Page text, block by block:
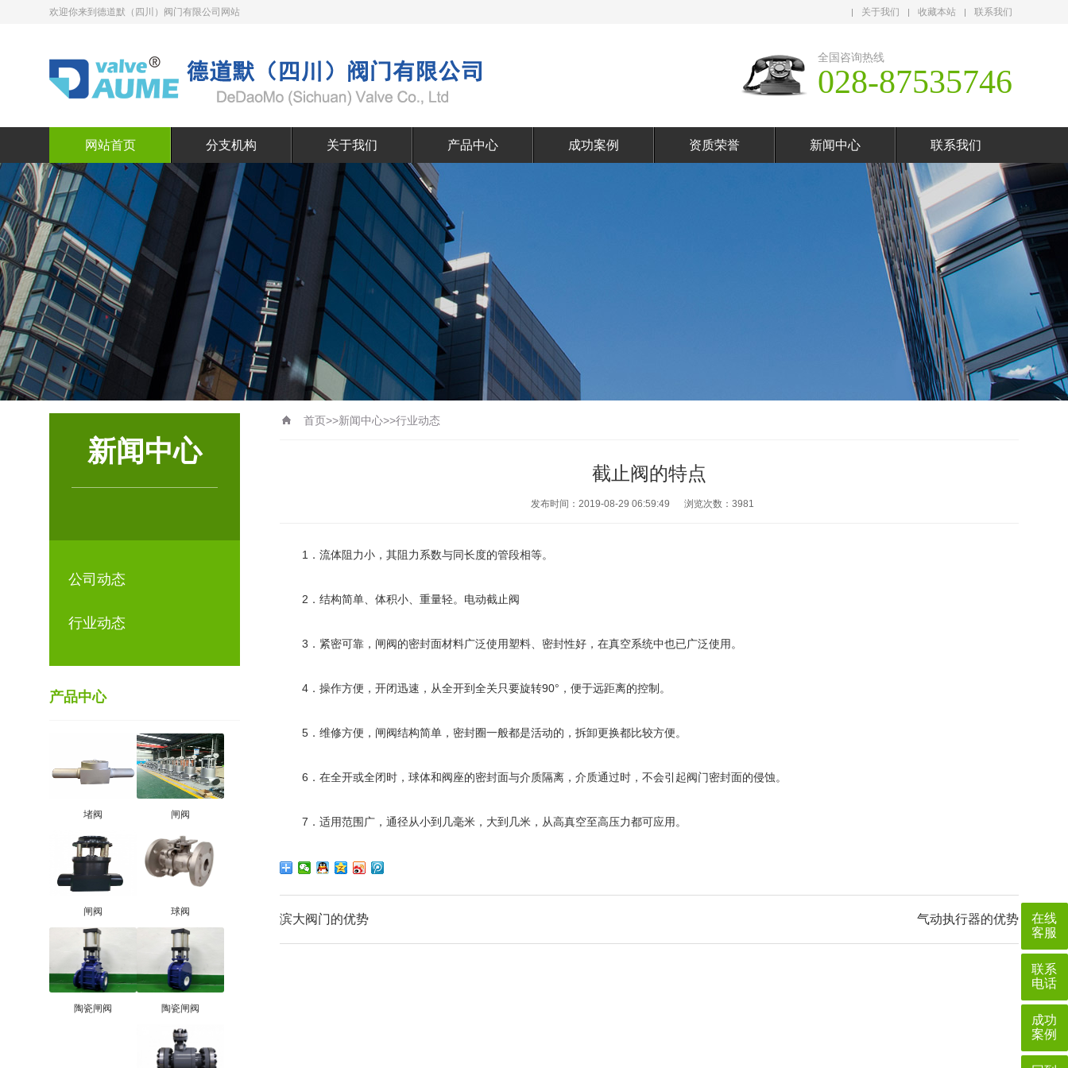
欢迎你来到德道默（四川）阀门有限公司网站 关于我们 收藏本站 联系我们
全国咨询热线
028-87535746
网站首页 分支机构 关于我们 产品中心 成功案例 资质荣誉 新闻中心 联系我们
新闻中心
公司动态
行业动态
产品中心
堵阀 闸阀
闸阀 球阀
陶瓷闸阀 陶瓷闸阀
首页>>新闻中心>>行业动态
截止阀的特点
发布时间：2019-08-29 06:59:49 浏览次数： 3981
1．流体阻力小，其阻力系数与同长度的管段相等。
2．结构简单、体积小、重量轻。电动截止阀
3．紧密可靠，闸阀的密封面材料广泛使用塑料、密封性好，在真空系统中也已广泛使用。
4．操作方便，开闭迅速，从全开到全关只要旋转90°，便于远距离的控制。
5．维修方便，闸阀结构简单，密封圈一般都是活动的，拆卸更换都比较方便。
6．在全开或全闭时，球体和阀座的密封面与介质隔离，介质通过时，不会引起阀门密封面的侵蚀。
7．适用范围广，通径从小到几毫米，大到几米，从高真空至高压力都可应用。
滨大阀门的优势 气动执行器的优势
在线
客服
联系
电话
成功
案例